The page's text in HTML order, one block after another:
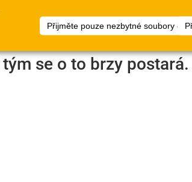
Přijměte pouze nezbytné soubory
Dokumenty
Plánovač
podlah
se o to brzy